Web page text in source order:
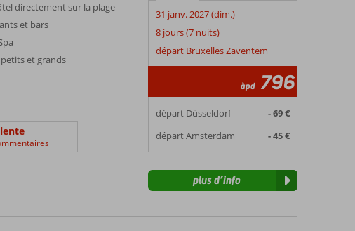
directement sur la plage
et bars
et grands
31 janv. 2027 (dim.)
8 jours (7 nuits)
départ Bruxelles Zaventem
àpd 796
départ Düsseldorf
- 69 €
départ Amsterdam
- 45 €
plus d’info